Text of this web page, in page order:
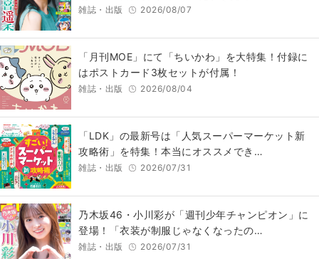
雑誌・出版 2026/08/07
「月刊MOE」にて「ちいかわ」を大特集！付録に
はポストカード3枚セットが付属！
雑誌・出版 2026/08/04
「LDK」の最新号は「人気スーパーマーケット新
攻略術」を特集！本当にオススメでき…
雑誌・出版 2026/07/31
乃木坂46・小川彩が「週刊少年チャンピオン」に
登場！「衣装が制服じゃなくなったの…
雑誌・出版 2026/07/31